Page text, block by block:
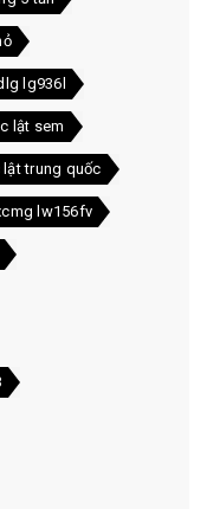
lg936l
lật sem
lật trung quốc
lw156fv